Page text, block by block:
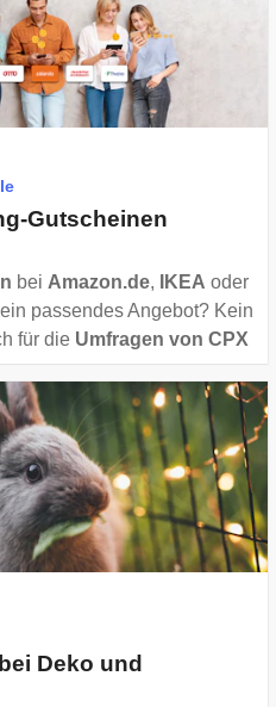
Gutscheinen
bei Amazon.de, IKEA oder
passendes Angebot? Kein
für die Umfragen von CPX
Minuten eure eigenen
Deko und